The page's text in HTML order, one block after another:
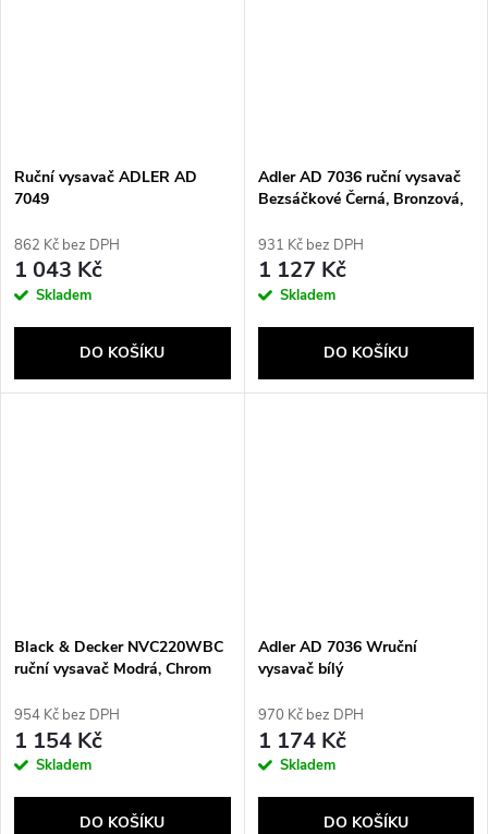
Ruční vysavač ADLER AD
7049
862 Kč bez DPH
1 043 Kč
Skladem
DO KOŠÍKU
Adler AD 7036 ruční vysavač
Bezsáčkové Černá, Bronzová,
931 Kč bez DPH
1 127 Kč
Skladem
DO KOŠÍKU
Black & Decker NVC220WBC
ruční vysavač Modrá, Chrom
954 Kč bez DPH
1 154 Kč
Skladem
DO KOŠÍKU
Adler AD 7036 Wruční
vysavač bílý
970 Kč bez DPH
1 174 Kč
Skladem
DO KOŠÍKU